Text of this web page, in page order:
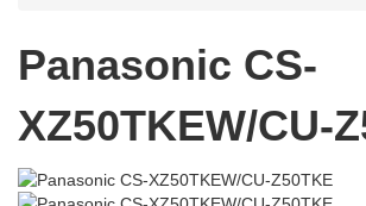
Panasonic CS-
XZ50TKEW/CU-